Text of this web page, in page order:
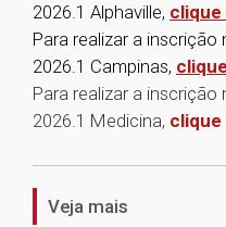
2026.1 Alphaville, clique
Para realizar a
2026.1 Campinas,
Para realizar a
2026.1 Medicina, clique
Veja mais